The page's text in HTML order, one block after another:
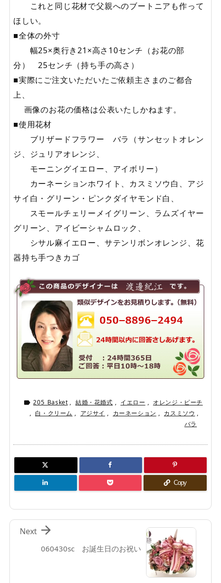
これと同じ花材で父親へのブートニアも作って
ほしい。
■全体の外寸
幅25×奥行き21×高さ10センチ（お花の部
分） 25センチ（持ち手の高さ）
■実際にご注文いただいたご依頼主さまのご都合
上、
画像のお花の価格は公表いたしかねます。
■使用花材
ブリザードフラワー バラ（サンセットオレン
ジ、ジュリアオレンジ、
モーニングイエロー、アイボリー）
カーネーションホワイト、カスミソウ白、アジ
サイ白・グリーン・ピンクダイヤモンド白、
スモールチェリーメイグリーン、ラムズイヤー
グリーン、アイビーシャムロック、
シサル麻イエロー、サテンリボンオレンジ、花
器持ち手つきカゴ
 205_Basket , 結婚・花婚式 , イエロー , オレンジ・ピーチ
, 白・クリーム , アジサイ , カーネーション , カスミソウ ,
バラ
Copy
060430sc お誕生日のお祝い

Next